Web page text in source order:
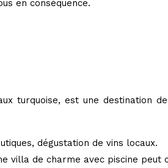
en conséquence.
turquoise, est une destination
dégustation de vins locaux.
villa de charme avec piscine